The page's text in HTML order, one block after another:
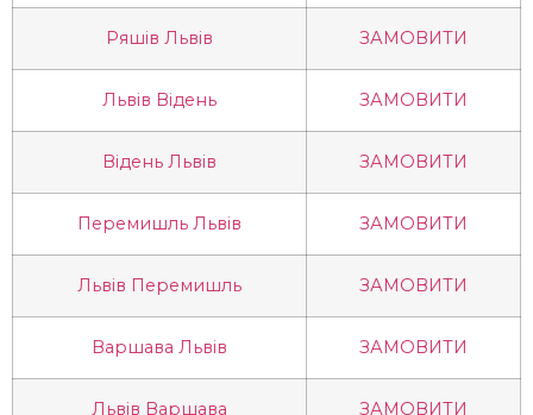
Ряшів Львів ЗАМОВИТИ
Львів Відень ЗАМОВИТИ
Відень Львів ЗАМОВИТИ
Перемишль Львів ЗАМОВИТИ
Львів Перемишль ЗАМОВИТИ
Варшава Львів ЗАМОВИТИ
Львів Варшава ЗАМОВИТИ